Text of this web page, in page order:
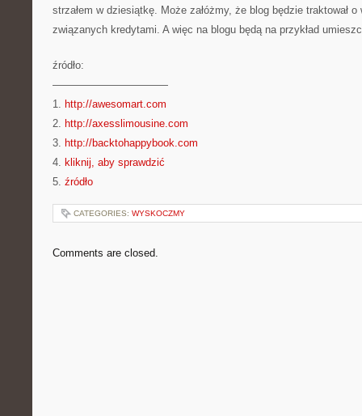
strzałem w dziesiątkę. Może załóżmy, że blog będzie traktował
związanych kredytami. A więc na blogu będą na przykład
źródło:
———————————
1. http://awesomart.com
2. http://axesslimousine.com
3. http://backtohappybook.com
4. kliknij, aby sprawdzić
5. źródło
CATEGORIES: WYSKOCZMY
Comments are closed.